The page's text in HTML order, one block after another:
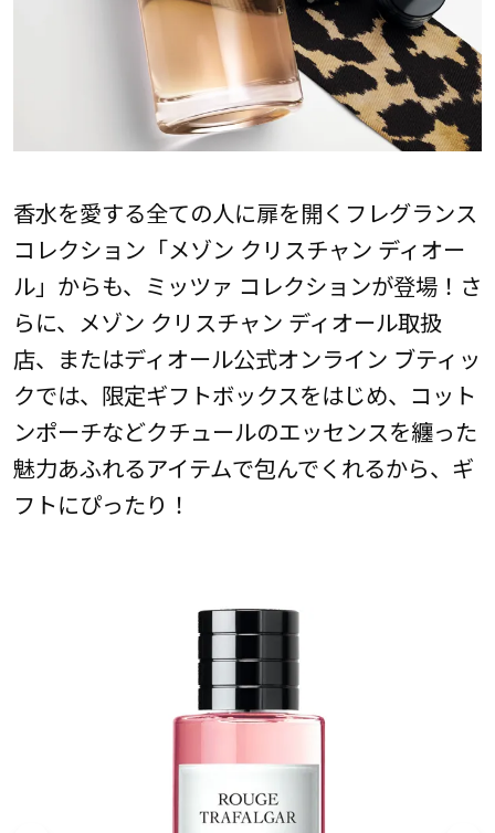
香水を愛する全ての人に扉を開くフレグランス
コレクション「メゾン クリスチャン ディオー
ル」からも、ミッツァ コレクションが登場！さ
らに、メゾン クリスチャン ディオール取扱
店、またはディオール公式オンライン ブティッ
クでは、限定ギフトボックスをはじめ、コット
ンポーチなどクチュールのエッセンスを纏った
魅力あふれるアイテムで包んでくれるから、ギ
フトにぴったり！